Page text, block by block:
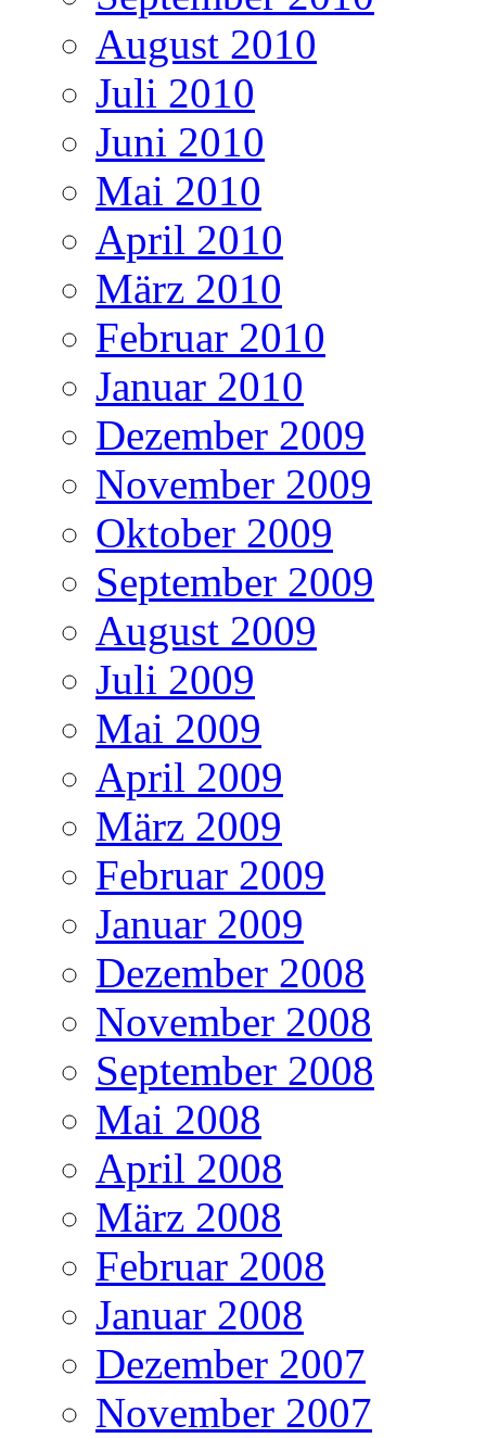
August 2010
Juli 2010
Juni 2010
Mai 2010
April 2010
März 2010
Februar 2010
Januar 2010
Dezember 2009
November 2009
Oktober 2009
September 2009
August 2009
Juli 2009
Mai 2009
April 2009
März 2009
Februar 2009
Januar 2009
Dezember 2008
November 2008
September 2008
Mai 2008
April 2008
März 2008
Februar 2008
Januar 2008
Dezember 2007
November 2007